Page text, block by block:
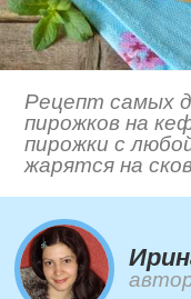
Рецепт самых
пирожков на
пирожки с
жарятся на